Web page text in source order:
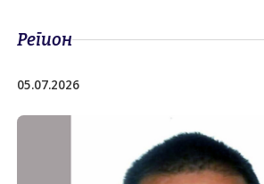
Регион
05.07.2026